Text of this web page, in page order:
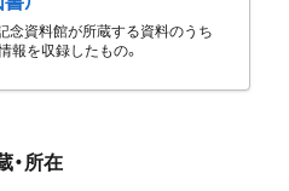
念資料館が所蔵する資料のうち
情報を収録したもの。
・所在